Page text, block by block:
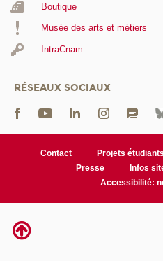
Boutique
Musée des arts et métiers
IntraCnam
RÉSEAUX SOCIAUX
Contact Projets étudiants
Presse
Infos
Accessibilité: